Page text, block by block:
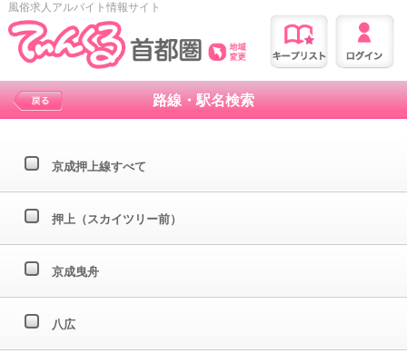
風俗求人アルバイト情報サイト
路線・駅名検索
京成押上線すべて
押上（スカイツリー前）
京成曳舟
八広